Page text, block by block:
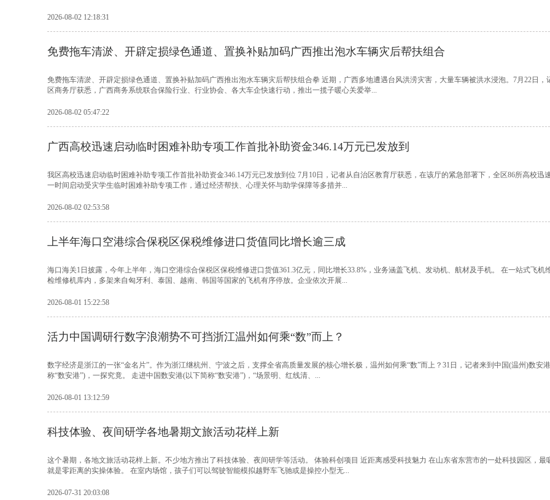
2026-08-02 12:18:31
免费拖车清淤、开辟定损绿色通道、置换补贴加码广西推出泡水车辆灾后帮扶组合
免费拖车清淤、开辟定损绿色通道、置换补贴加码广西推出泡水车辆灾后帮扶组合拳 近期，广西多地遭遇台风洪涝灾害，大量车辆被洪水浸泡。7月22日，
区商务厅获悉，广西商务系统联合保险行业、行业协会、各大车企快速行动，推出一揽子暖心关爱举...
2026-08-02 05:47:22
广西高校迅速启动临时困难补助专项工作首批补助资金346.14万元已发放到
我区高校迅速启动临时困难补助专项工作首批补助资金346.14万元已发放到位 7月10日，记者从自治区教育厅获悉，在该厅的紧急部署下，全区86所高校迅
一时间启动受灾学生临时困难补助专项工作，通过经济帮扶、心理关怀与助学保障等多措并...
2026-08-02 02:53:58
上半年海口空港综合保税区保税维修进口货值同比增长逾三成
海口海关1日披露，今年上半年，海口空港综合保税区保税维修进口货值361.3亿元，同比增长33.8%，业务涵盖飞机、发动机、航材及手机。 在一站式飞机
检维修机库内，多架来自匈牙利、泰国、越南、韩国等国家的飞机有序停放。企业依次开展...
2026-08-01 15:22:58
活力中国调研行数字浪潮势不可挡浙江温州如何乘“数”而上？
数字经济是浙江的一张“金名片”。作为浙江继杭州、宁波之后，支撑全省高质量发展的核心增长极，温州如何乘“数”而上？31日，记者来到中国(温州)数安
称“数安港”)，一探究竟。 走进中国数安港(以下简称“数安港”)，“场景明、红线清、...
2026-08-01 13:12:59
科技体验、夜间研学各地暑期文旅活动花样上新
这个暑期，各地文旅活动花样上新。不少地方推出了科技体验、夜间研学等活动。 体验科创项目 近距离感受科技魅力 在山东省东营市的一处科技园区，最
就是零距离的实操体验。 在室内场馆，孩子们可以驾驶智能模拟越野车飞驰或是操控小型无...
2026-07-31 20:03:08